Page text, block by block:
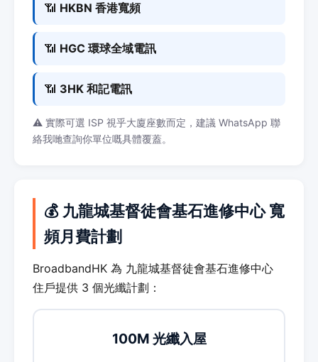
📶 HKBN 香港寬頻
📶 HGC 環球全域電訊
📶 3HK 和記電訊
⚠️ 實際可選 ISP 視乎大廈座數而定，建議 WhatsApp 聯
絡我哋查詢你單位嘅具體覆蓋。
💰 九龍城基督徒會基石進修中心 寬
頻月費計劃
BroadbandHK 為 九龍城基督徒會基石進修中心
住戶提供 3 個光纖計劃：
100M 光纖入屋